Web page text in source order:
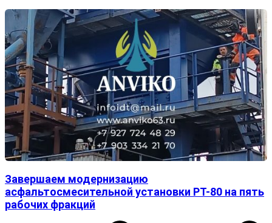
Завершаем модернизацию
асфальтосмесительной установки РТ-80 на пять
рабочих фракций